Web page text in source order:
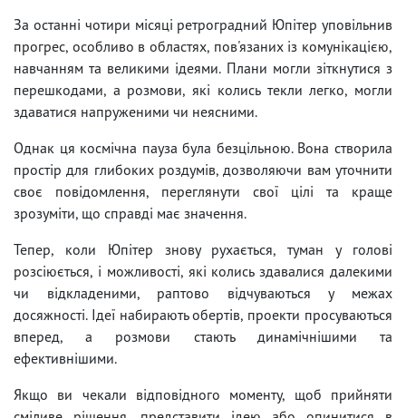
За останні чотири місяці ретроградний Юпітер уповільнив
прогрес, особливо в областях, пов'язаних із комунікацією,
навчанням та великими ідеями. Плани могли зіткнутися з
перешкодами, а розмови, які колись текли легко, могли
здаватися напруженими чи неясними.
Однак ця космічна пауза була безцільною. Вона створила
простір для глибоких роздумів, дозволяючи вам уточнити
своє повідомлення, переглянути свої цілі та краще
зрозуміти, що справді має значення.
Тепер, коли Юпітер знову рухається, туман у голові
розсіюється, і можливості, які колись здавалися далекими
чи відкладеними, раптово відчуваються у межах
досяжності. Ідеї ​​набирають обертів, проекти просуваються
вперед, а розмови стають динамічнішими та
ефективнішими.
Якщо ви чекали відповідного моменту, щоб прийняти